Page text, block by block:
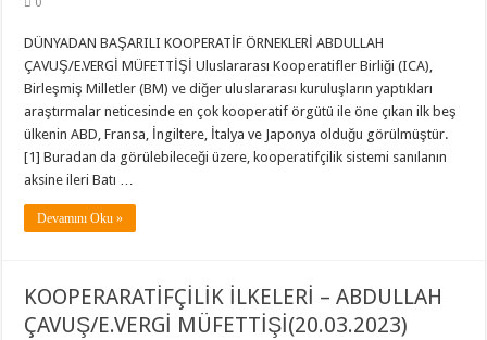
0
DÜNYADAN BAŞARILI KOOPERATİF ÖRNEKLERİ ABDULLAH
ÇAVUŞ/E.VERGİ MÜFETTİŞİ Uluslararası Kooperatifler Birliği (ICA),
Birleşmiş Milletler (BM) ve diğer uluslararası kuruluşların yaptıkları
araştırmalar neticesinde en çok kooperatif örgütü ile öne çıkan ilk beş
ülkenin ABD, Fransa, İngiltere, İtalya ve Japonya olduğu görülmüştür.
[1] Buradan da görülebileceği üzere, kooperatifçilik sistemi sanılanın
aksine ileri Batı …
Devamını Oku »
KOOPERARATİFÇİLİK İLKELERİ – ABDULLAH
ÇAVUŞ/E.VERGİ MÜFETTİŞİ(20.03.2023)